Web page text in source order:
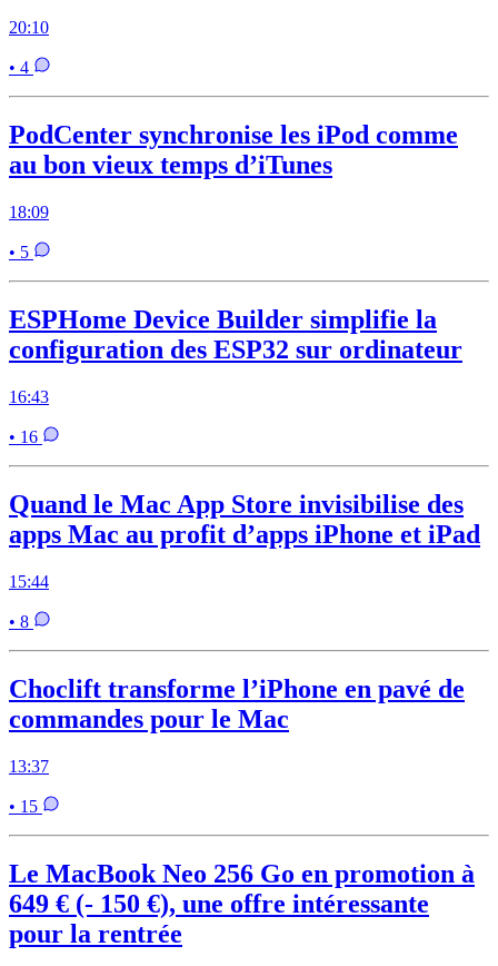
20:10
• 4
PodCenter synchronise les iPod comme
au bon vieux temps d’iTunes
18:09
• 5
ESPHome Device Builder simplifie la
configuration des ESP32 sur ordinateur
16:43
• 16
Quand le Mac App Store invisibilise des
apps Mac au profit d’apps iPhone et iPad
15:44
• 8
Choclift transforme l’iPhone en pavé de
commandes pour le Mac
13:37
• 15
Le MacBook Neo 256 Go en promotion à
649 € (- 150 €), une offre intéressante
pour la rentrée